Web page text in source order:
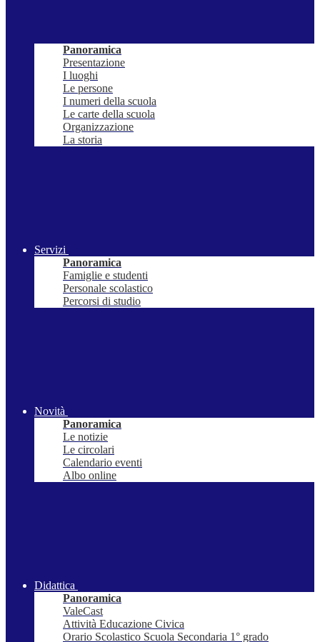
Panoramica
Presentazione
I luoghi
Le persone
I numeri della scuola
Le carte della scuola
Organizzazione
La storia
Servizi
Panoramica
Famiglie e studenti
Personale scolastico
Percorsi di studio
Novità
Panoramica
Le notizie
Le circolari
Calendario eventi
Albo online
Didattica
Panoramica
ValeCast
Attività Educazione Civica
Orario Scolastico Scuola Secondaria 1° grado